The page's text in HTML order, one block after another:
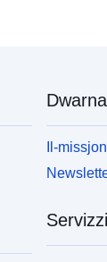
Dwarna
Il-